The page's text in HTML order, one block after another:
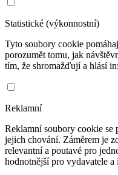
Statistické (výkonnostní)
Tyto soubory cookie
porozumět tomu, jak
tím, že shromažďují a hlásí
Reklamní
Reklamní soubory cookie se
jejich chování. Záměrem je
relevantní a poutavé pro
hodnotnější pro vydavatele a